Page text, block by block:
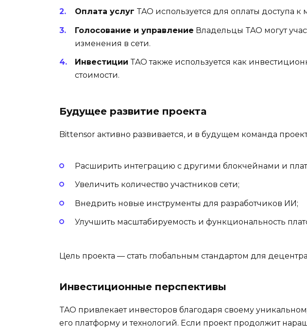
Оплата услуг TAO используется для оплаты доступа
Голосование и управление Владельцы TAO могут
изменения в сети.
Инвестиции TAO также используется как
стоимости.
Будущее развитие проекта
Bittensor активно развивается, и в будущем команда
Расширить интеграцию с другими блокчейнами и
Увеличить количество участников сети;
Внедрить новые инструменты для разработчиков ИИ;
Улучшить масштабируемость и функциональность
Цель проекта — стать глобальным стандартом для
Инвестиционные перспективы
TAO привлекает инвесторов благодаря своему
его платформу и технологий. Если проект продолжит